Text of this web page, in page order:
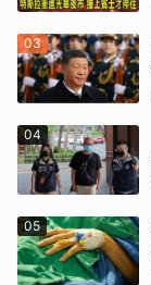
03
04
05